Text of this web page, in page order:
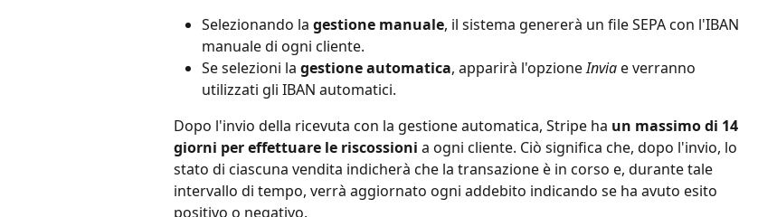
Selezionando la gestione manuale, il sistema genererà un file SEPA con l'IBAN
manuale di ogni cliente.
Se selezioni la gestione automatica, apparirà l'opzione Invia e verranno
utilizzati gli IBAN automatici.
Dopo l'invio della ricevuta con la gestione automatica, Stripe ha un massimo di 14
giorni per effettuare le riscossioni a ogni cliente. Ciò significa che, dopo l'invio, lo
stato di ciascuna vendita indicherà che la transazione è in corso e, durante tale
intervallo di tempo, verrà aggiornato ogni addebito indicando se ha avuto esito
positivo o negativo.